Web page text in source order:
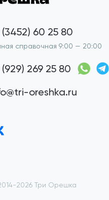
(3452) 60 25 80
справочная 9:00 — 20:00
(929) 269 25 80
oreshka.ru
2026 Три Орешка